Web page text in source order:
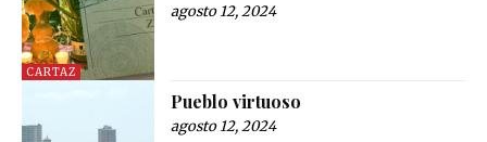
CARTAZ
agosto 12, 2024
Pueblo virtuoso
agosto 12, 2024